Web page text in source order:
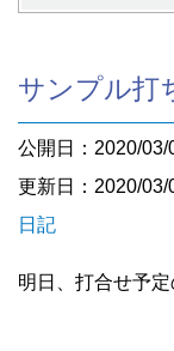
サンプル打
公開日：2020/03/
更新日：2020/03/
日記
明日、打合せ予